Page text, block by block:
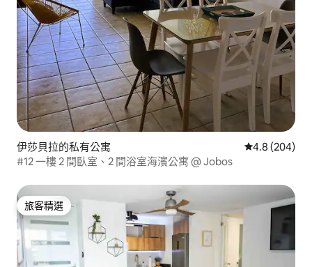
伊莎貝拉的私有公寓 從 204 則評價
4.8 (204)
#12 一樓 2 間臥室、2 間浴室海濱公寓 @ Jobos
旅客精選
旅客精選